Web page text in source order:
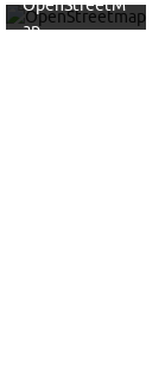
OpenStreetM
ap